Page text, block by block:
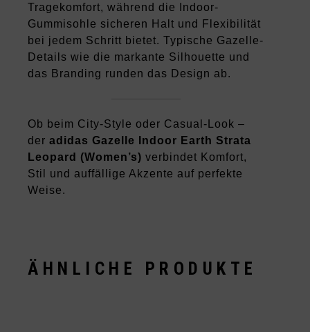
Tragekomfort, während die Indoor-
Gummisohle sicheren Halt und Flexibilität
bei jedem Schritt bietet. Typische Gazelle-
Details wie die markante Silhouette und
das Branding runden das Design ab.
Ob beim City-Style oder Casual-Look –
deradidas Gazelle Indoor Earth Strata
Leopard (Women’s) verbindet Komfort,
Stil und auffällige Akzente auf perfekte
Weise.
ÄHNLICHE PRODUKTE